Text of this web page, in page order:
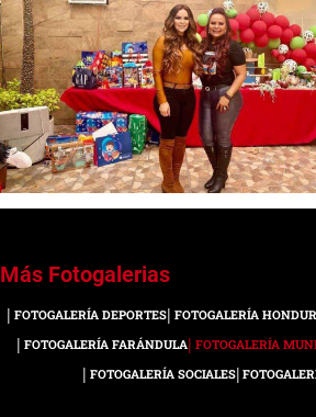
1 / 11
“Libre”, cuando era testigo
Procuraduría General de
República (PGR), a
“La Jefa” o La Patrona,
del cártel del narcotráfico,
FOTOGALERÍA DEPORTES FOTOGALERÍA
FOTOGALERÍA FARÁNDULA FOTOGALERÍA
FOTOGALERÍA SOCIALES